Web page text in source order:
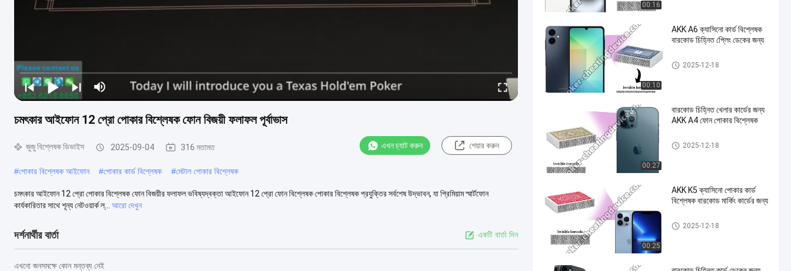
চমৎকার আইফোন 12 প্রো পোকার বিশ্লেষক ফোন বিজয়ী ফলাফল পূর্বাভাস
জুজু বিশ্লেষক ডিভাইস 2025-09-04 316 মতামত এখন চ্যাট করুন শেয়ার করুন
#পোকার বিশ্লেষক আইফোন #পোকার কার্ড বিশ্লেষক #মেটাল পোকার বিশ্লেষক
চমৎকার আইফোন 12 প্রো পোকার বিশ্লেষক ফোন বিজয়ীর ফলাফল ভবিষ্যদ্বক্তা আইফোন 12 প্রো ফোন বিশ্লেষক পোকার বিশ্লেষক প্রযুক্তির সর্বশেষ উদ্ভাবন, যা প্রিমিয়াম স্মার্টফোন
কার্যকারিতার সাথে শূন্য নেটওয়ার্ক ল্...
আরো দেখুন
দর্শনার্থীর বার্তা একটি বার্তা দিন
এখনো জনসমক্ষে কোন মন্তব্য নেই
00:16
00:10
AKK A6 ক্যাসিনো কার্ড বিশ্লেষক
বারকোড চিহ্নিত প্লেিং ডেকের জন্য
জুজু বিশ্লেষক ডিভাইস
2025-12-18
00:27
বারকোড চিহ্নিত খেলার কার্ডের জন্য
AKK A4 ফোন পোকার বিশ্লেষক
জুজু বিশ্লেষক ডিভাইস
2025-12-18
00:25
AKK K5 ক্যাসিনো পোকার কার্ড
বিশ্লেষক বারকোড মার্কিং কার্ডের জন্য
জুজু বিশ্লেষক ডিভাইস
2025-12-18